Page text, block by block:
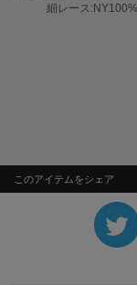
細レース
このアイテムをシェア